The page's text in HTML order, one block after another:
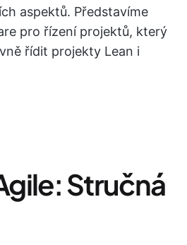
aspektů. Představíme
pro řízení projektů, který
řídit projekty Lean i
Stručná